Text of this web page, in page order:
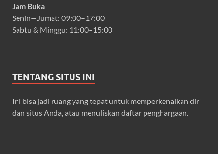
Jam Buka
Senin—Jumat: 09:00–17:00
Sabtu & Minggu: 11:00–15:00
TENTANG SITUS INI
Ini bisa jadi ruang yang tepat untuk memperkenalkan diri
dan situs Anda, atau menuliskan daftar penghargaan.